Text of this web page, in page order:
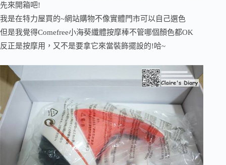
先來開箱吧!
我是在特力屋買的~網站購物不像實體門市可以自己選色
但是我覺得Comefree小海葵纖體按摩棒不管哪個顏色都OK
反正是按摩用，又不是要拿它來當裝飾擺設的!哈~